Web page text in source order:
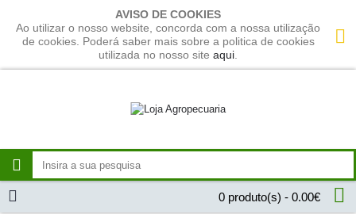
AVISO DE COOKIES
Ao utilizar o nosso website, concorda com a nossa utilização
de cookies. Poderá saber mais sobre a politica de cookies
utilizada no nosso site aqui
0 produto(s) - 0.00€